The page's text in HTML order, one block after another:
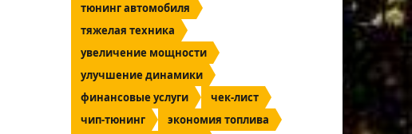
тюнинг автомобиля
тяжелая техника
увеличение мощности
улучшение динамики
финансовые услуги
чек-лист
чип-тюнинг
экономия топлива